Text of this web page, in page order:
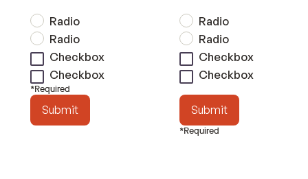
Radio
Radio
Checkbox
Checkbox
*Required
Submit
Radio
Radio
Checkbox
Checkbox
Submit
*Required